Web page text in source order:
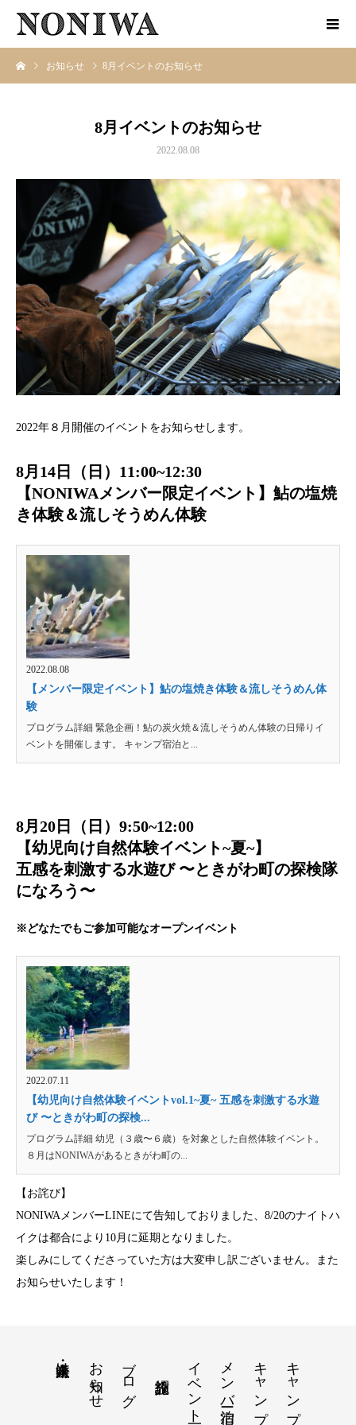
お知らせ 8月イベントのお知らせ
8月イベントのお知らせ
2022.08.08
2022年８月開催のイベントをお知らせします。
8月14日（日）11:00~12:30
【NONIWAメンバー限定イベント】鮎の塩焼
き体験＆流しそうめん体験
2022.08.08
【メンバー限定イベント】鮎の塩焼き体験＆流しそうめん体
験
プログラム詳細 緊急企画！鮎の炭火焼＆流しそうめん体験の日帰りイ
ベントを開催します。 キャンプ宿泊と...
8月20日（日）9:50~12:00
【幼児向け自然体験イベント~夏~】
五感を刺激する水遊び 〜ときがわ町の探検隊
になろう〜
※どなたでもご参加可能なオープンイベント
2022.07.11
【幼児向け自然体験イベントvol.1~夏~ 五感を刺激する水遊
び 〜ときがわ町の探検...
プログラム詳細 幼児（３歳〜６歳）を対象とした自然体験イベント。
８月はNONIWAがあるときがわ町の...
【お詫び】
NONIWAメンバーLINEにて告知しておりました、8/20のナイトハ
イクは都合により10月に延期となりました。
楽しみにしてくださっていた方は大変申し訳ございません。また
お知らせいたします！
キャンプ講習
メンバー宿泊
イベント一覧
ブログ
お知らせ
法人・企業向け